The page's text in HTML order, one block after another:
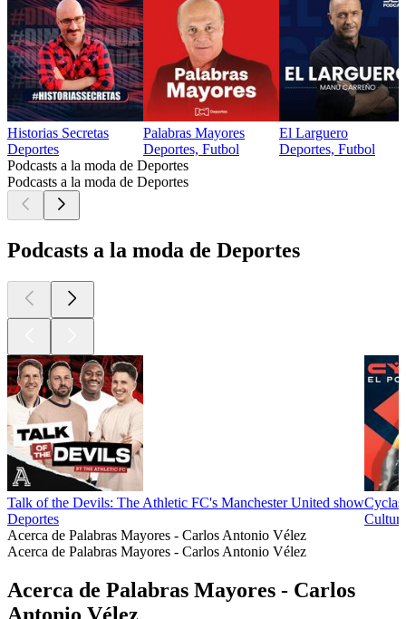
Historias Secretas
Deportes
Palabras Mayores
Deportes, Futbol
El Larguero
Deportes, Futbol
Podcasts a la moda de Deportes
Podcasts a la moda de Deportes
Podcasts a la moda de Deportes
Talk of the Devils: The Athletic FC's Manchester United show
Deportes
Cyclast
Acerca de Palabras Mayores - Carlos Antonio Vélez
Acerca de Palabras Mayores - Carlos Antonio Vélez
Acerca de Palabras Mayores - Carlos